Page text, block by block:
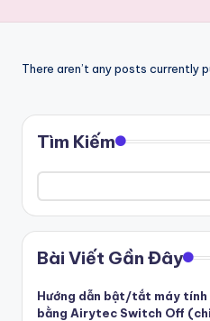
C
s
ẻ
đ
a
m
m
ê
một
There aren’t any posts currently
Tìm Kiếm
Bài Viết Gần Đây
Hướng dẫn bật/tắt máy
bằng Airytec Switch Off